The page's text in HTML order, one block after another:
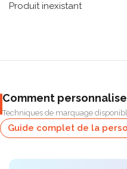
Produit inexistant
Comment
Techniques de marquage
Guide complet de la